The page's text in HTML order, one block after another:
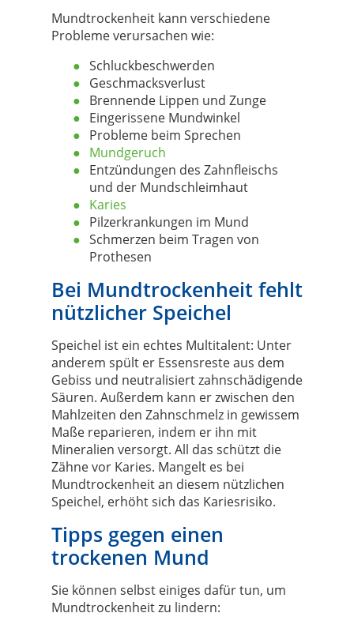
Mundtrockenheit kann verschiedene
Probleme verursachen wie:
Schluckbeschwerden
Geschmacksverlust
Brennende Lippen und Zunge
Eingerissene Mundwinkel
Probleme beim Sprechen
Mundgeruch
Entzündungen des Zahnfleischs
und der Mundschleimhaut
Karies
Pilzerkrankungen im Mund
Schmerzen beim Tragen von
Prothesen
Bei Mundtrockenheit fehlt
nützlicher Speichel
Speichel ist ein echtes Multitalent: Unter
anderem spült er Essensreste aus dem
Gebiss und neutralisiert zahnschädigende
Säuren. Außerdem kann er zwischen den
Mahlzeiten den Zahnschmelz in gewissem
Maße reparieren, indem er ihn mit
Mineralien versorgt. All das schützt die
Zähne vor Karies. Mangelt es bei
Mundtrockenheit an diesem nützlichen
Speichel, erhöht sich das Kariesrisiko.
Tipps gegen einen
trockenen Mund
Sie können selbst einiges dafür tun, um
Mundtrockenheit zu lindern: